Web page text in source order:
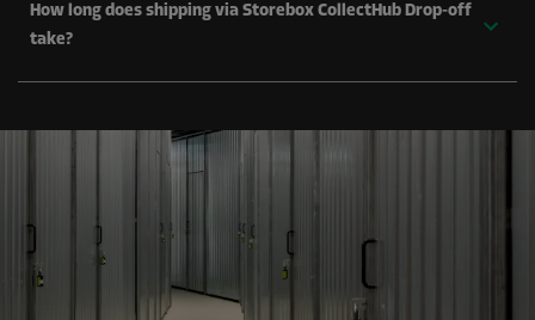
How long does shipping via Storebox CollectHub Drop-off
take?